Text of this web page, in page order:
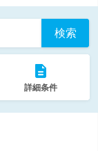
検索
詳細条件